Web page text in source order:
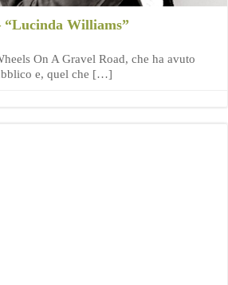
Williams”
On A Gravel Road, che ha avuto
e, quel che […]